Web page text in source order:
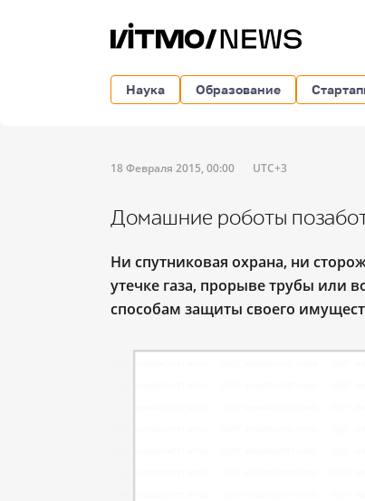
Наука Образование
18 Февраля 2015, 00:00 UTC+3
Домашние роботы
Ни спутниковая охрана, ни
утечке газа, прорыве трубы или
способам защиты своего